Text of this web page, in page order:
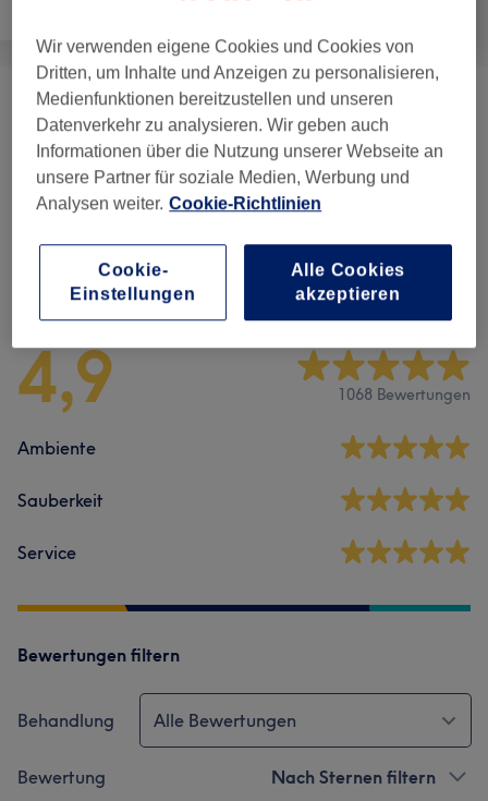
Gesichtsbehandlungen (7) ab 57 €
Augenbrauen &
Wimpernbehandlungen ( 11)
ab 10 €
Salonbewertungen
4,9 1068 Bewertungen
Ambiente
Sauberkeit
Service
Bewertungen filtern
Behandlung Alle Bewertungen
Bewertung Nach Sternen filtern
Wir verwenden eigene Cookies und Cookies von
Dritten, um Inhalte und Anzeigen zu personalisieren,
Medienfunktionen bereitzustellen und unseren
Datenverkehr zu analysieren. Wir geben auch
Informationen über die Nutzung unserer Webseite an
unsere Partner für soziale Medien, Werbung und
Analysen weiter. Cookie-Richtlinien
Cookie-
Einstellungen
Alle Cookies
akzeptieren